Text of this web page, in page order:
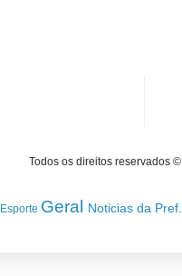
Todos os direitos reservados
Esporte Geral Noticias da